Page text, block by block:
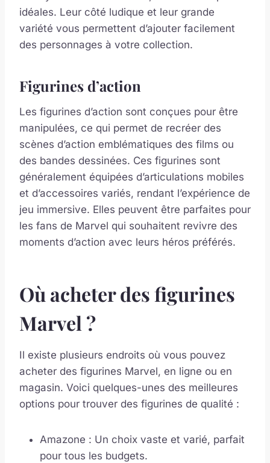
idéales. Leur côté ludique et leur grande
variété vous permettent d’ajouter facilement
des personnages à votre collection.
Figurines d’action
Les figurines d’action sont conçues pour être
manipulées, ce qui permet de recréer des
scènes d’action emblématiques des films ou
des bandes dessinées. Ces figurines sont
généralement équipées d’articulations mobiles
et d’accessoires variés, rendant l’expérience de
jeu immersive. Elles peuvent être parfaites pour
les fans de Marvel qui souhaitent revivre des
moments d’action avec leurs héros préférés.
Où acheter des figurines
Marvel ?
Il existe plusieurs endroits où vous pouvez
acheter des figurines Marvel, en ligne ou en
magasin. Voici quelques-unes des meilleures
options pour trouver des figurines de qualité :
Amazone : Un choix vaste et varié, parfait
pour tous les budgets.